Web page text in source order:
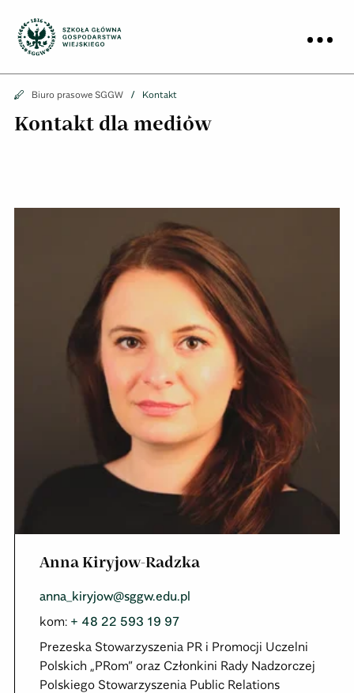
Biuro prasowe
Biuro prasowe
Biuro prasowe SGGW Kontakt
Kontakt dla mediów
Anna Kiryjow-Radzka
anna_kiryjow@sggw.edu.pl
kom: + 48 22 593 19 97
Prezeska Stowarzyszenia PR i Promocji Uczelni
Polskich „PRom” oraz Członkini Rady Nadzorczej
Polskiego Stowarzyszenia Public Relations